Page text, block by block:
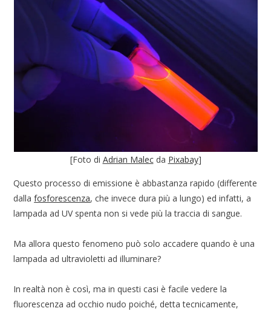
[Foto di Adrian Malecda Pixabay]
Questo processo di emissione è abbastanza rapido (differente
dallafosforescenza, che invece dura più a lungo) ed infatti, a
lampada ad UV spenta non si vede più la traccia di sangue.
Ma allora questo fenomeno può solo accadere quando è una
lampada ad ultravioletti ad illuminare?
In realtà non è così, ma in questi casi è facile vedere la
fluorescenza ad occhio nudo poiché, detta tecnicamente,